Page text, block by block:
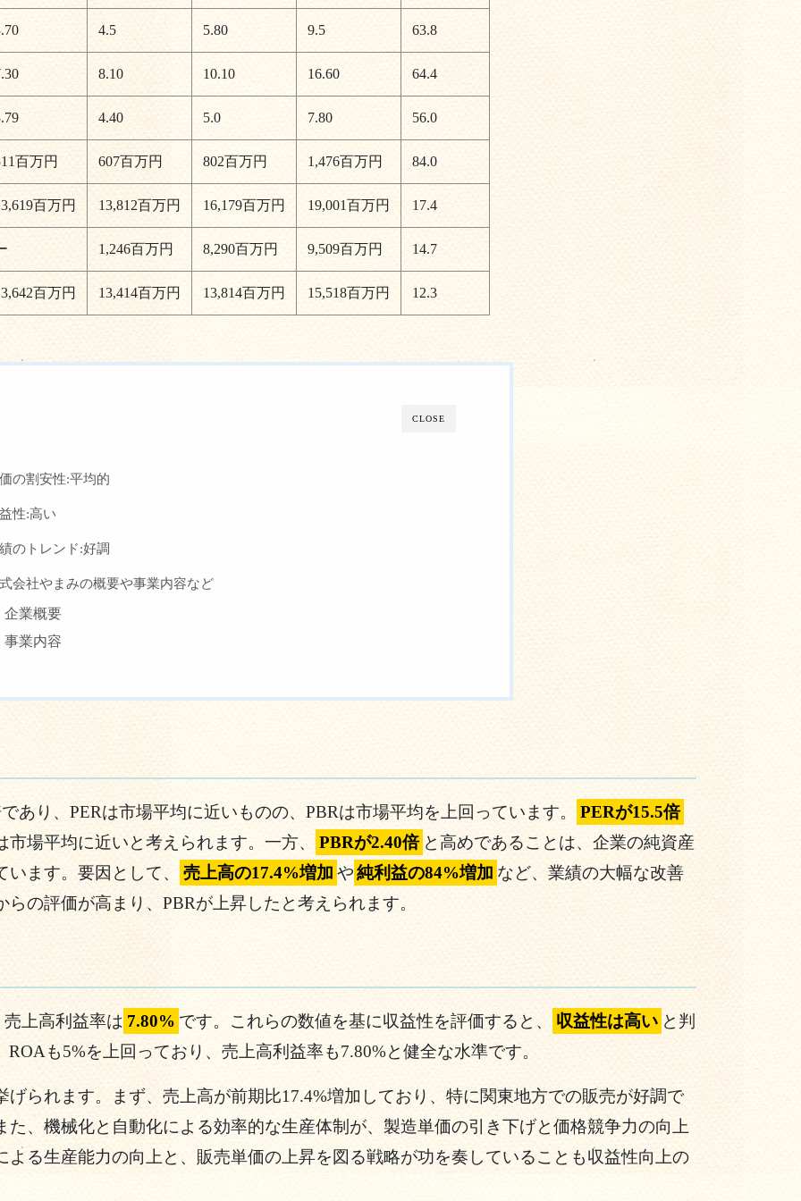
4.5 5.80 9.5 63.8
8.10 10.10 16.60 64.4
4.40 5.0 7.80 56.0
百万円 607百万円 802百万円 1,476百万円 84.0
百万円 13,812百万円 16,179百万円 19,001百万円 17.4
1,246百万円 8,290百万円 9,509百万円 14.7
百万円 13,414百万円 13,814百万円 15,518百万円 12.3
CLOSE
の割安性:平均的
性:高い
のトレンド:好調
会社やまみの概要や事業内容など
企業概要
事業内容
あり、PERは市場平均に近いものの、PBRは市場平均を上回っています。
PERが15.5倍
場平均に近いと考えられます。一方、
PBRが2.40倍 と高めであることは、企業の純資産
ます。要因として、
売上高の17.4%増加 や 純利益の84%増加 など、業績の大幅な改善
の評価が高まり、PBRが上昇したと考えられます。
売上高利益率は 7.80% です。これらの数値を基に収益性を評価すると、 収益性は高い と判
も5%を上回っており、売上高利益率も7.80%と健全な水準です。
られます。まず、売上高が前期比17.4%増加しており、特に関東地方での販売が好調で
、機械化と自動化による効率的な生産体制が、製造単価の引き下げと価格競争力の向上
る生産能力の向上と、販売単価の上昇を図る戦略が功を奏していることも収益性向上の